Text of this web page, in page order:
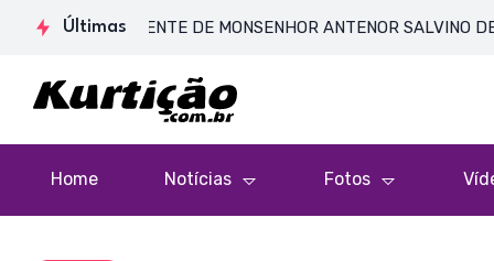
Últimas
PRESENTE DE MONSENHOR ANTENOR SALVINO DE
Home Notícias Fotos